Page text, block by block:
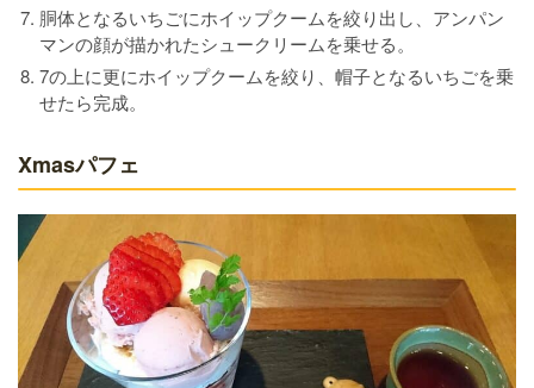
胴体となるいちごにホイップクームを絞り出し、アンパン
マンの顔が描かれたシュークリームを乗せる。
7の上に更にホイップクームを絞り、帽子となるいちごを乗
せたら完成。
Xmasパフェ